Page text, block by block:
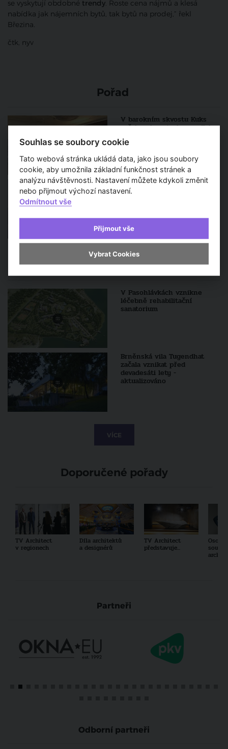
se vyskytují obdobné trendy. Roste cena nájmů a klesá
nabídka jak nájemních bytů, tak bytů na prodej,“ řekl
Březina.
čtk, nyv
Pořad
V barokním skvostu Kuks
začala rekonstrukce podlahy
Atrium v čínském
mrakodrapu bude nejvyšší na
Sledujte také
V Pasohlávkách vznikne
léčebně rehabilitační
sanatorium
Brněnská vila Tugendhat
začala vznikat před
devadesáti lety -
aktualizováno
VÍCE
Doporučené pořady
TV Architect
v regionech
Díla architektů
a designérů
TV Architect
představuje...
Partneři
Odborní partneři
Souhlas se soubory cookie
Tato webová stránka ukládá data, jako jsou soubory
cookie, aby umožnila základní funkčnost stránek a
analýzu návštěvnosti. Nastavení můžete kdykoli změnit
nebo přijmout výchozí nastavení.
Odmítnout vše
Přijmout vše
Vybrat Cookies